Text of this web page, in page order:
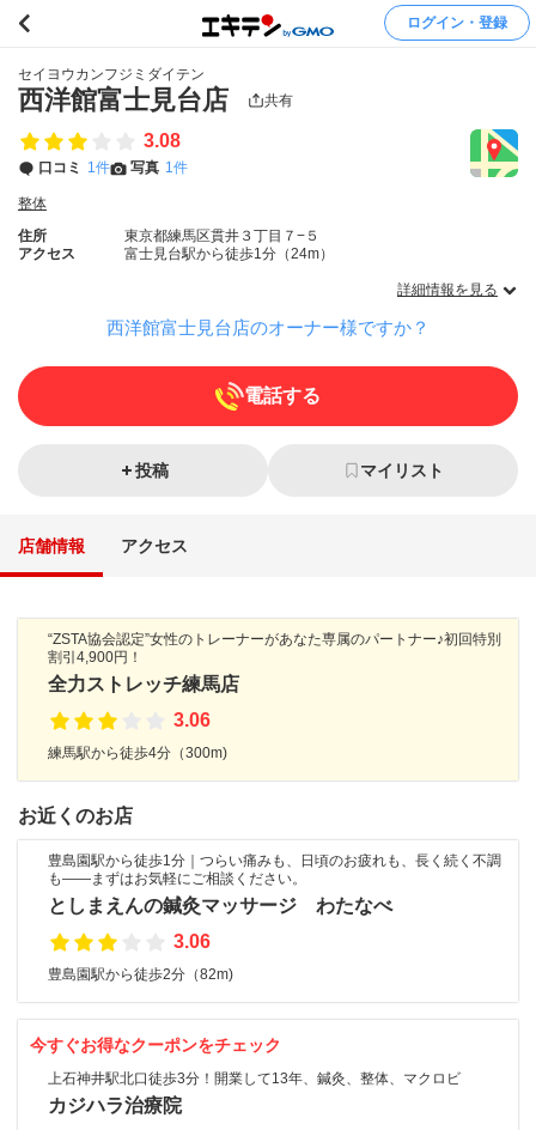
ログイン・登録
セイヨウカンフジミダイテン
西洋館富士見台店 共有
3.08
口コミ 1件 写真 1件
整体
住所
東京都練馬区貫井３丁目７−５
アクセス
富士見台駅から徒歩1分（24m）
詳細情報を見る
西洋館富士見台店のオーナー様ですか？
電話する
投稿 マイリスト
店舗情報 アクセス
“ZSTA協会認定”女性のトレーナーがあなた専属のパートナー♪初回特別
割引4,900円！
全力ストレッチ練馬店
3.06
練馬駅から徒歩4分（300m)
お近くのお店
豊島園駅から徒歩1分｜つらい痛みも、日頃のお疲れも、長く続く不調
も――まずはお気軽にご相談ください。
としまえんの鍼灸マッサージ わたなべ
3.06
豊島園駅から徒歩2分（82m)
今すぐお得なクーポンをチェック
上石神井駅北口徒歩3分！開業して13年、鍼灸、整体、マクロビ
カジハラ治療院